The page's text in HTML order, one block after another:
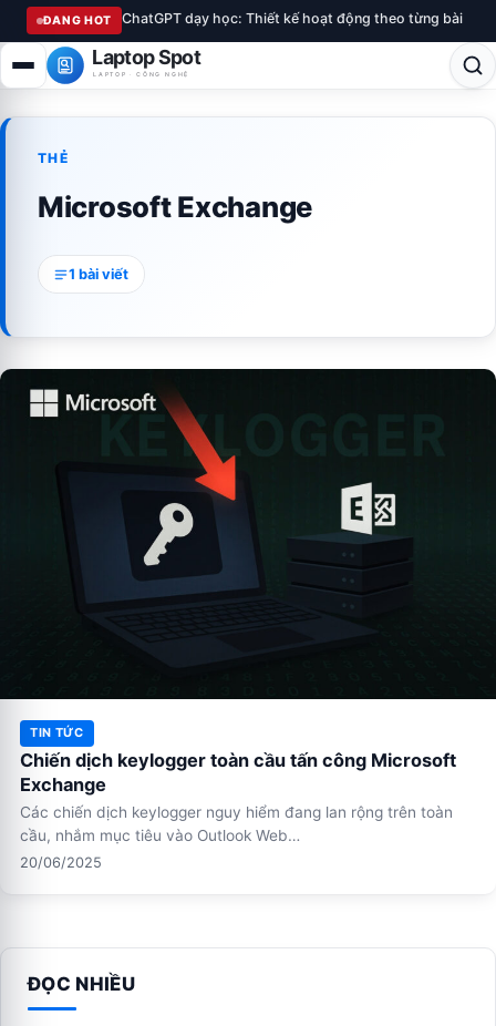
ĐANG HOT ChatGPT dạy học: Thiết kế hoạt động theo từng bài
Laptop Spot
LAPTOP · CÔNG NGHỆ
THẺ
Microsoft Exchange
1 bài viết
TIN TỨC
Chiến dịch keylogger toàn cầu tấn công Microsoft
Exchange
Các chiến dịch keylogger nguy hiểm đang lan rộng trên toàn
cầu, nhắm mục tiêu vào Outlook Web…
20/06/2025
ĐỌC NHIỀU